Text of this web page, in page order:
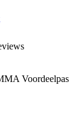
Voordeelpas